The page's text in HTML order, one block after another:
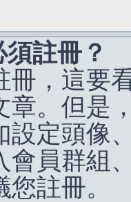
註冊？
冊，這要
章。但是
設定頭像
會員群組
註冊。